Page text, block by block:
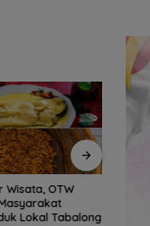
Manfaatkan
Perluas
Serap Aspirasi